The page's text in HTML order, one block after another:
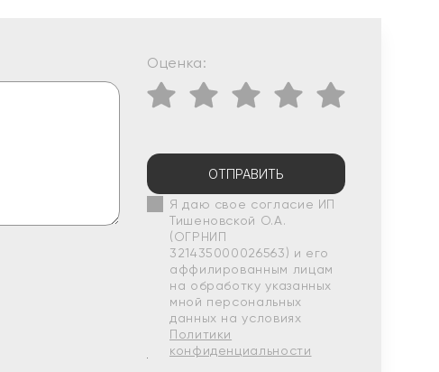
Оценка:
ОТПРАВИТЬ
Я даю свое согласие ИП
Тишеновской О.А.
(ОГРНИП
321435000026563) и его
аффилированным лицам
на обработку указанных
мной персональных
данных на условиях
Политики
конфиденциальности